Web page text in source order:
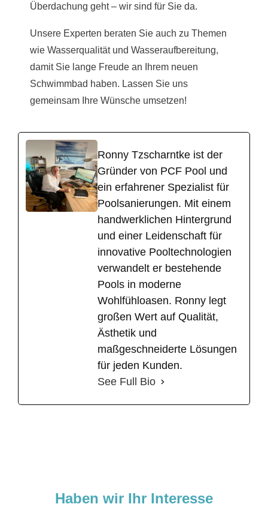
Überdachung geht – wir sind für Sie da.
Unsere Experten beraten Sie auch zu Themen
wie Wasserqualität und Wasseraufbereitung,
damit Sie lange Freude an Ihrem neuen
Schwimmbad haben. Lassen Sie uns
gemeinsam Ihre Wünsche umsetzen!
Ronny Tzscharntke ist der
Gründer von PCF Pool und
ein erfahrener Spezialist für
Poolsanierungen. Mit einem
handwerklichen Hintergrund
und einer Leidenschaft für
innovative Pooltechnologien
verwandelt er bestehende
Pools in moderne
Wohlfühloasen. Ronny legt
großen Wert auf Qualität,
Ästhetik und
maßgeschneiderte Lösungen
für jeden Kunden.
See Full Bio
Haben wir Ihr Interesse